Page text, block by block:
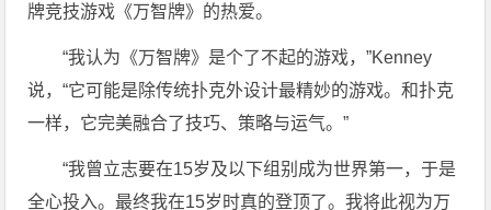
牌竞技游戏《万智牌》的热爱。
“我认为《万智牌》是个了不起的游戏，”Kenney
说，“它可能是除传统扑克外设计最精妙的游戏。和扑克
一样，它完美融合了技巧、策略与运气。”
“我曾立志要在15岁及以下组别成为世界第一，于是
全心投入。最终我在15岁时真的登顶了。我将此视为万